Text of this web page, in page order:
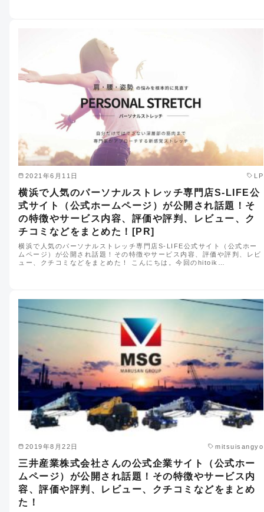
2021年6月11日 LP
横浜で人気のパーソナルストレッチ専門店S-LIFE公
式サイト（公式ホームページ）が公開され話題！そ
の特徴やサービス内容、評価や評判、レビュー、ク
チコミなどをまとめた！[PR]
横浜で人気のパーソナルストレッチ専門店S-LIFE公式サイト（公式ホー
ムページ）が公開され話題！その特徴やサービス内容、評価や評判、レビ
ュー、クチコミなどをまとめた！ こんにちは。今回のhitoik…
2019年8月22日 mitsuisangyo
三井産業株式会社さんの公式企業サイト（公式ホー
ムページ）が公開され話題！その特徴やサービス内
容、評価や評判、レビュー、クチコミなどをまとめ
た！